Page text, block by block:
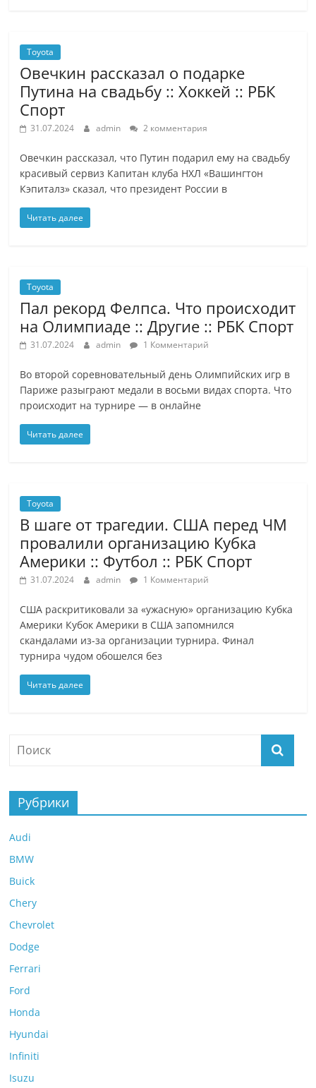
Toyota
Овечкин рассказал о подарке
Путина на свадьбу :: Хоккей :: РБК
Спорт
31.07.2024 admin 2 комментария
Овечкин рассказал, что Путин подарил ему на свадьбу
красивый сервиз Капитан клуба НХЛ «Вашингтон
Кэпиталз» сказал, что президент России в
Читать далее
Toyota
Пал рекорд Фелпса. Что происходит
на Олимпиаде :: Другие :: РБК Спорт
31.07.2024 admin 1 Комментарий
Во второй соревновательный день Олимпийских игр в
Париже разыграют медали в восьми видах спорта. Что
происходит на турнире — в онлайне
Читать далее
Toyota
В шаге от трагедии. США перед ЧМ
провалили организацию Кубка
Америки :: Футбол :: РБК Спорт
31.07.2024 admin 1 Комментарий
США раскритиковали за «ужасную» организацию Кубка
Америки Кубок Америки в США запомнился
скандалами из-за организации турнира. Финал
турнира чудом обошелся без
Читать далее
Рубрики
Audi
BMW
Buick
Chery
Chevrolet
Dodge
Ferrari
Ford
Honda
Hyundai
Infiniti
Isuzu